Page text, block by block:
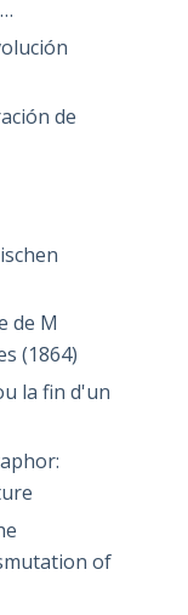
de
de M
(1864)
la fin d'un
of